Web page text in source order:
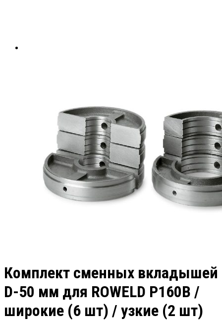
Комплект сменных вкладышей
D-50 мм для ROWELD Р160В /
широкие (6 шт) / узкие (2 шт)